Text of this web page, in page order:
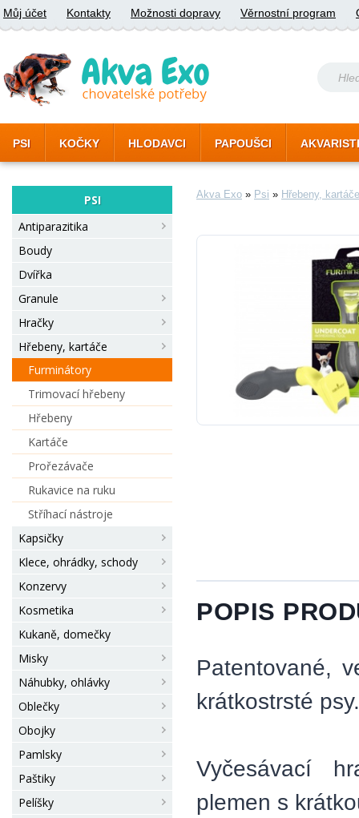
Můj účet Kontakty Možnosti dopravy Věrnostní program
PSI KOČKY HLODAVCI PAPOUŠCI
PSI
Antiparazitika
Boudy
Dvířka
Granule
Hračky
Hřebeny, kartáče
Furminátory
Trimovací hřebeny
Hřebeny
Kartáče
Prořezávače
Rukavice na ruku
Stříhací nástroje
Kapsičky
Klece, ohrádky, schody
Konzervy
Kosmetika
Kukaně, domečky
Misky
Náhubky, ohlávky
Oblečky
Obojky
Pamlsky
Paštiky
Pelíšky
Akva Exo » Psi » Hřebeny, kartáče
POPIS
Patentované,
krátkostrsté psy.
Vyčesávací
plemen s